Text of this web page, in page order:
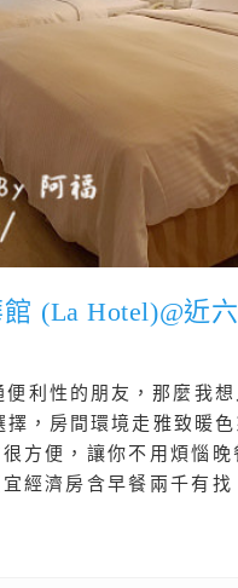
(La Hotel)@近
利性的朋友，那麼我
，房間環境走雅致暖色
方便，讓你不用煩惱
經濟房含早餐兩千有